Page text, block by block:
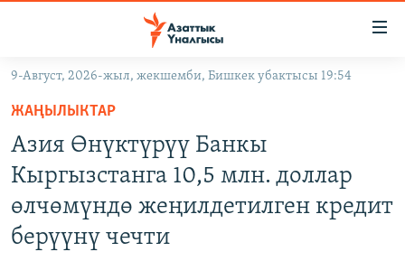
Навигацияга
өтүңүз
Издөөгө
салыңыз
УКРАИНА
АТАЙЫН ИЛИКТӨӨ
9-Август, 2026-жыл, жекшемби, Бишкек убактысы 19:54
ЖАҢЫЛЫКТАР
Азия Өнүктүрүү Банкы
Кыргызстанга 10,5 млн. доллар
өлчөмүндө жеңилдетилген кредит
берүүнү чечти